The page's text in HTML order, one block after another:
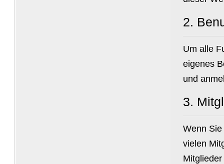
2.
Um alle
eigenes
und
3.
Wenn
vielen